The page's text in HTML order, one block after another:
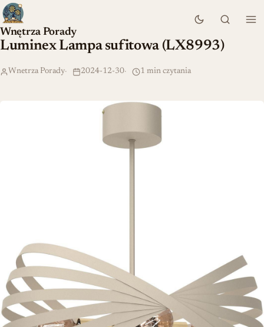
Wnętrza Porady
Luminex Lampa sufitowa (LX8993)
Wnetrza Porady 2024-12-30 1 min czytania